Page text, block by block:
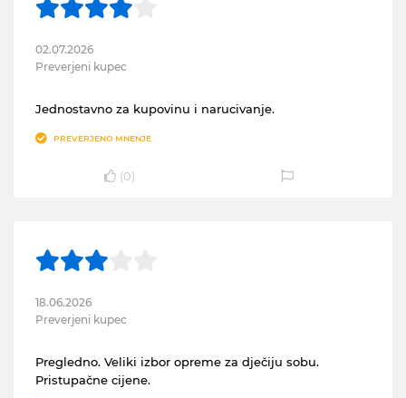
02.07.2026
Preverjeni kupec
Jednostavno za kupovinu i narucivanje.
PREVERJENO MNENJE
(0)
18.06.2026
Preverjeni kupec
Pregledno. Veliki izbor opreme za dječiju sobu.
Pristupačne cijene.